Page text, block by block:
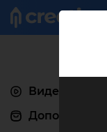
Видеоуроки
Дополнения